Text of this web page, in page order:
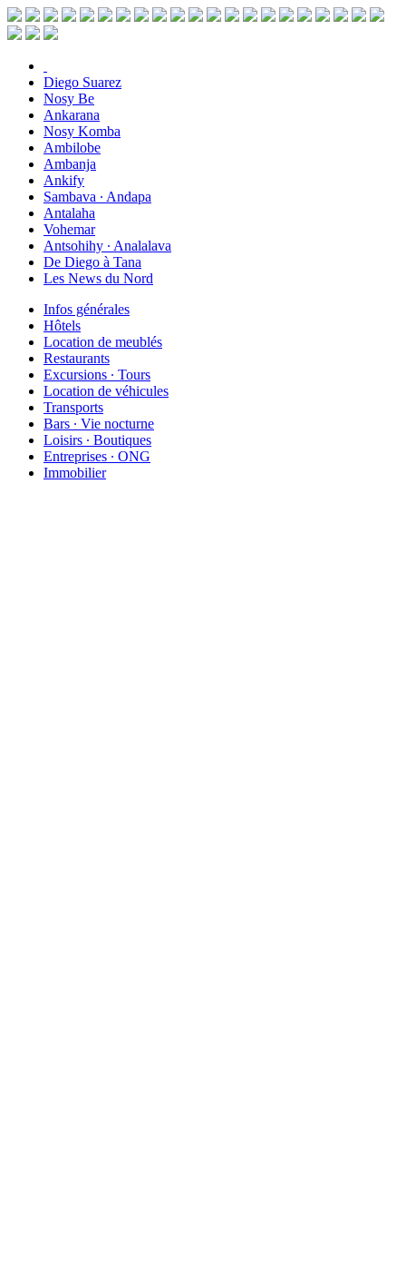
Diego Suarez
Nosy Be
Ankarana
Nosy Komba
Ambilobe
Ambanja
Ankify
Sambava ∙ Andapa
Antalaha
Vohemar
Antsohihy ∙ Analalava
De Diego à Tana
Les News du Nord
Infos générales
Hôtels
Location de meublés
Restaurants
Excursions ∙ Tours
Location de véhicules
Transports
Bars ∙ Vie nocturne
Loisirs ∙ Boutiques
Entreprises ∙ ONG
Immobilier